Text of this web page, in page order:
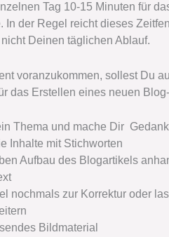
Tag 10-15 Minuten für
In der Regel reicht dieses
Deinen täglichen Ablauf.
voranzukommen, sollest Du
das Erstellen eines neuen
Thema und mache Dir
Inhalte mit Stichworten
Aufbau des Blogartikels
nochmals zur Korrektur oder
Bildmaterial